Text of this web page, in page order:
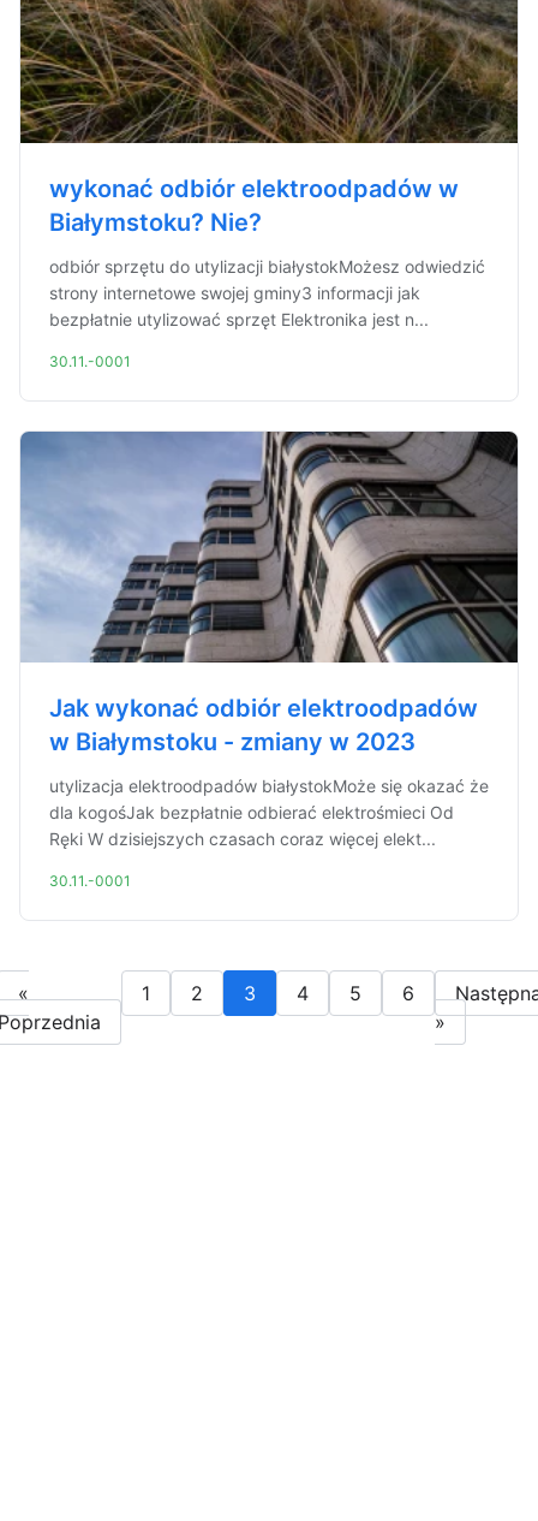
wykonać odbiór elektroodpadów w
Białymstoku? Nie?
odbiór sprzętu do utylizacji białystokMożesz odwiedzić
strony internetowe swojej gminy3 informacji jak
bezpłatnie utylizować sprzęt Elektronika jest n...
30.11.-0001
Jak wykonać odbiór elektroodpadów
w Białymstoku - zmiany w 2023
utylizacja elektroodpadów białystokMoże się okazać że
dla kogośJak bezpłatnie odbierać elektrośmieci Od
Ręki W dzisiejszych czasach coraz więcej elekt...
30.11.-0001
«
1 2 3 4 5 6
»